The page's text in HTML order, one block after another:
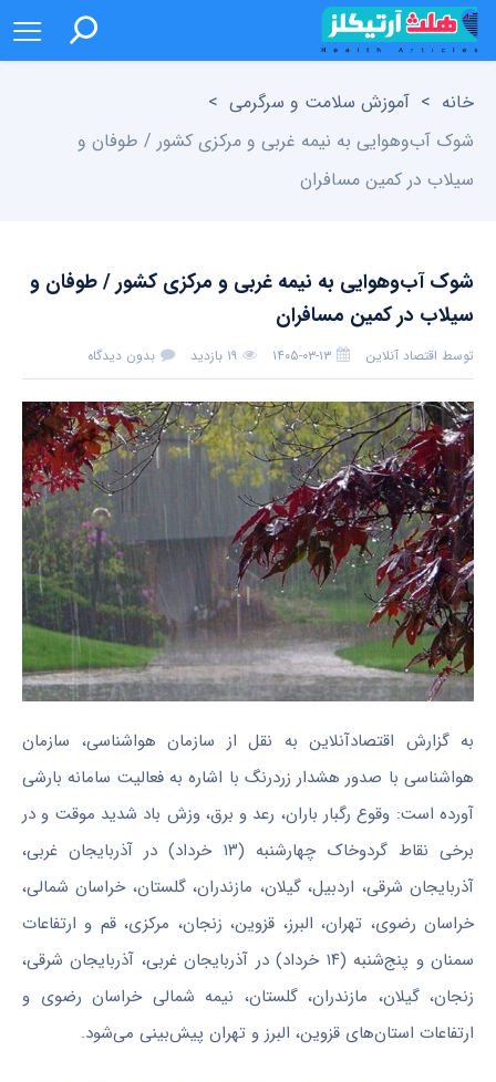
خانه > آموزش سلامت و سرگرمی >
شوک آب‌وهوایی به نیمه غربی و مرکزی کشور / طوفان و
سیلاب در کمین مسافران
شوک آب‌وهوایی به نیمه غربی و مرکزی کشور / طوفان و
سیلاب در کمین مسافران
توسط اقتصاد آنلاین ۱۴۰۵-۰۳-۱۳ ۱۹ بازدید بدون دیدگاه
به گزارش اقتصادآنلاین به نقل از سازمان هواشناسی، سازمان
هواشناسی با صدور هشدار زردرنگ با اشاره به فعالیت سامانه بارشی
آورده است: وقوع رگبار باران، رعد و برق، وزش باد شدید موقت و در
برخی نقاط گردوخاک چهارشنبه (۱۳ خرداد) در آذربایجان غربی،
آذربایجان شرقی، اردبیل، گیلان، مازندران، گلستان، خراسان شمالی،
خراسان رضوی، تهران، البرز، قزوین، زنجان، مرکزی، قم و ارتفاعات
سمنان و پنج‌شنبه (۱۴ خرداد) در آذربایجان غربی، آذربایجان شرقی،
زنجان، گیلان، مازندران، گلستان، نیمه شمالی خراسان رضوی و
ارتفاعات استان‌های قزوین، البرز و تهران پیش‌بینی می‌شود.